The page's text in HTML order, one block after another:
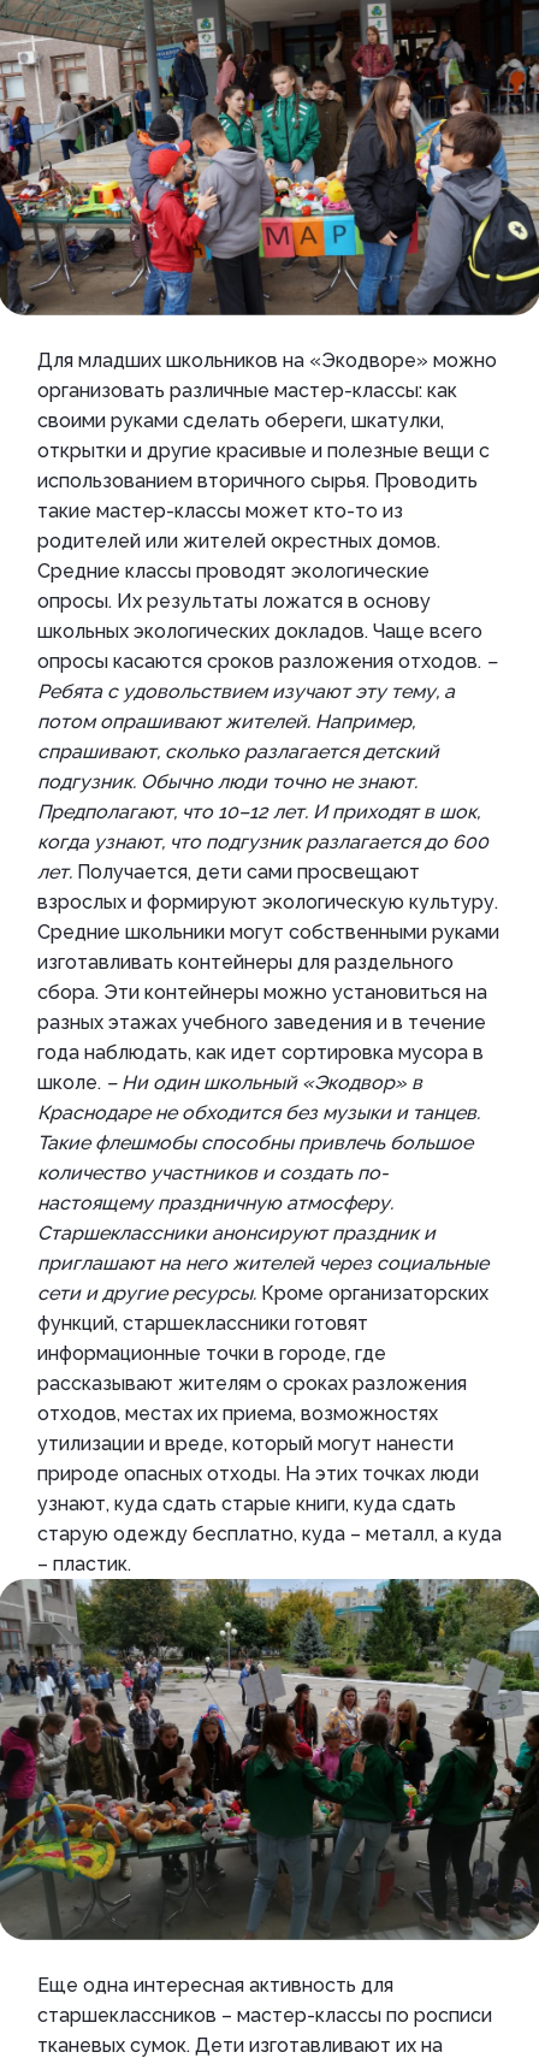
Для младших школьников на «Экодворе» можно
организовать различные мастер-классы: как
своими руками сделать обереги, шкатулки,
открытки и другие красивые и полезные вещи с
использованием вторичного сырья. Проводить
такие мастер-классы может кто-то из
родителей или жителей окрестных домов.
Средние классы проводят экологические
опросы. Их результаты ложатся в основу
школьных экологических докладов. Чаще всего
опросы касаются сроков разложения отходов. –
Ребята с удовольствием изучают эту тему, а
потом опрашивают жителей. Например,
спрашивают, сколько разлагается детский
подгузник. Обычно люди точно не знают.
Предполагают, что 10–12 лет. И приходят в шок,
когда узнают, что подгузник разлагается до 600
лет. Получается, дети сами просвещают
взрослых и формируют экологическую культуру.
Средние школьники могут собственными руками
изготавливать контейнеры для раздельного
сбора. Эти контейнеры можно установиться на
разных этажах учебного заведения и в течение
года наблюдать, как идет сортировка мусора в
школе. – Ни один школьный «Экодвор» в
Краснодаре не обходится без музыки и танцев.
Такие флешмобы способны привлечь большое
количество участников и создать по-
настоящему праздничную атмосферу.
Старшеклассники анонсируют праздник и
приглашают на него жителей через социальные
сети и другие ресурсы. Кроме организаторских
функций, старшеклассники готовят
информационные точки в городе, где
рассказывают жителям о сроках разложения
отходов, местах их приема, возможностях
утилизации и вреде, который могут нанести
природе опасных отходы. На этих точках люди
узнают, куда сдать старые книги, куда сдать
старую одежду бесплатно, куда – металл, а куда
– пластик.
Еще одна интересная активность для
старшеклассников – мастер-классы по росписи
тканевых сумок. Дети изготавливают их на